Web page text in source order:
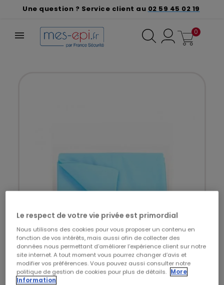
Une question ? Service client au 02 59 45 02 19
0
Le respect de votre vie privée est primordial
Nous utilisons des cookies pour vous proposer un contenu en
fonction de vos intérêts, mais aussi afin de collecter des
données nous permettant d’améliorer l’expérience client sur notre
site internet. A tout moment vous pourrez changer d’avis et
modifier vos préférences. Vous pouvez aussi consulter notre
politique de gestion de cookies pour plus de détails. More
Information